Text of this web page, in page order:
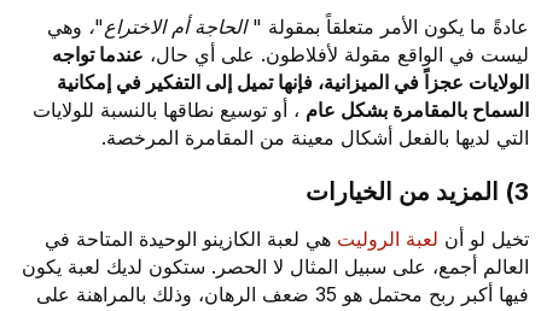
عادةً ما يكون الأمر متعلقاً بمقولة "الحاجة أم الاختراع"،وهي
ليست في الواقع مقولة لأفلاطون. على أي حال،عندما تواجه
الولايات عجزاً في الميزانية، فإنها تميل إلى التفكير في إمكانية
السماح بالمقامرة بشكل عام، أو توسيع نطاقها بالنسبة للولايات
التي لديها بالفعل أشكال معينة من المقامرة المرخصة.
3) المزيد من الخيارات
تخيل لو أنلعبة الروليتهي لعبة الكازينو الوحيدة المتاحة في
العالم أجمع، على سبيل المثال لا الحصر. ستكون لديك لعبة يكون
فيها أكبر ربح محتمل هو 35 ضعف الرهان، وذلك بالمراهنة على